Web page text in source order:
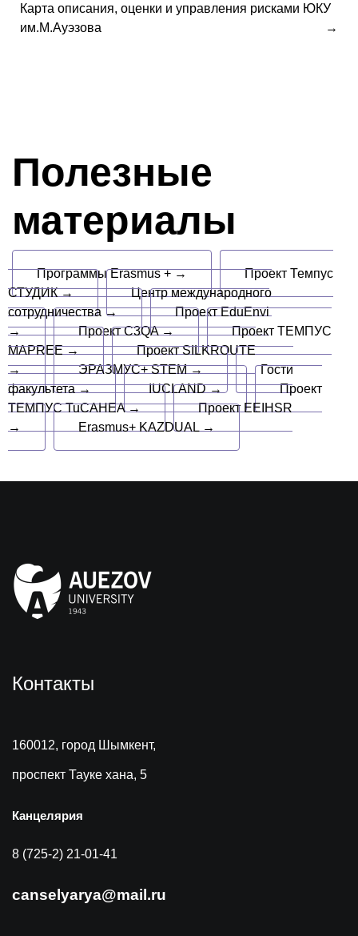
Карта описания, оценки и управления рисками ЮКУ
им.М.Ауэзова
Полезные
материалы
Программы Erasmus + →
Проект Темпус
СТУДИК →
Центр международного
сотрудничества →
Проект EduEnvi
→
Проект C3QA →
Проект ТЕМПУС
MAPREE →
Проект SILKROUTE
→
ЭРАЗМУС+ STEM →
Гости
факультета →
IUCLAND →
Проект
ТЕМПУС TuCAHEA →
Проект EEIHSR
→
Erasmus+ KAZDUAL →
Контакты
160012, город Шымкент,
проспект Тауке хана, 5
Канцелярия
8 (725-2) 21-01-41
canselyarya@mail.ru